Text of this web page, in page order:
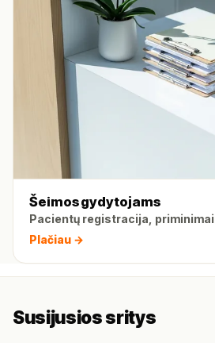
Šeimos gydytojams
Pacientų registracija, priminimai
Plačiau →
Susijusios sritys